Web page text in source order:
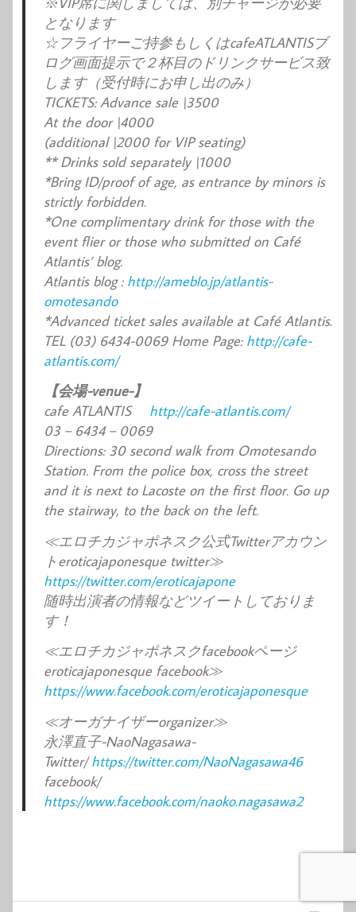
となります
☆フライヤーご持参もしくはcafeATLANTISブ
ログ画面提示で２杯目のドリンクサービス致
します（受付時にお申し出のみ）
TICKETS: Advance sale \3500
At the door \4000
(additional \2000 for VIP seating)
** Drinks sold separately \1000
*Bring ID/proof of age, as entrance by minors is
strictly forbidden.
*One complimentary drink for those with the
event flier or those who submitted on Café
Atlantis’ blog.
Atlantis blog : http://ameblo.jp/atlantis-
omotesando
*Advanced ticket sales available at Café Atlantis.
TEL (03) 6434-0069 Home Page: http://cafe-
atlantis.com/
【会場-venue-】
cafe ATLANTIS http://cafe-atlantis.com/
03－6434－0069
Directions: 30 second walk from Omotesando
Station. From the police box, cross the street
and it is next to Lacoste on the first floor. Go up
the stairway, to the back on the left.
≪エロチカジャポネスク公式Twitterアカウン
トeroticajaponesque twitter≫
https://twitter.com/eroticajapone
随時出演者の情報などツイートしておりま
す！
≪エロチカジャポネスクfacebookページ
eroticajaponesque facebook≫
https://www.facebook.com/eroticajaponesque
≪オーガナイザーorganizer≫
永澤直子-NaoNagasawa-
Twitter/https://twitter.com/NaoNagasawa46
facebook/
https://www.facebook.com/naoko.nagasawa2